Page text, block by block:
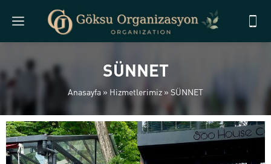
SÜNNET
Anasayfa» Hizmetlerimiz » SÜNNET